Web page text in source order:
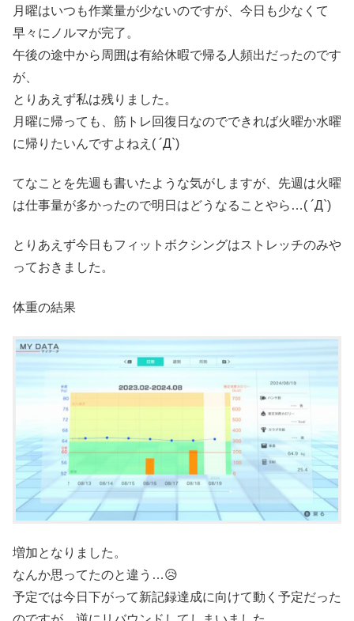
月曜はいつも作業量が少ないのですが、今日も少なくて
早々にノルマが完了。
午後の途中から周囲は有給休暇で帰る人頻出だったのです
が、
とりあえず私は残りました。
月曜に帰っても、筋トレ回復日なのでできれば火曜か水曜
に帰りたいんですよねえ( ´Д`)
てなことを先週も書いたような気がしますが、先週は火曜
は仕事量が多かったので明日はどうなることやら…( ´Д`)
とりあえず今日もフィットボクシングはストレッチのみや
っておきました。
体重の結果
増加となりました。
なんか思ってたのと違う…😥
予定では今日下がって新記録達成に向けて動く予定だった